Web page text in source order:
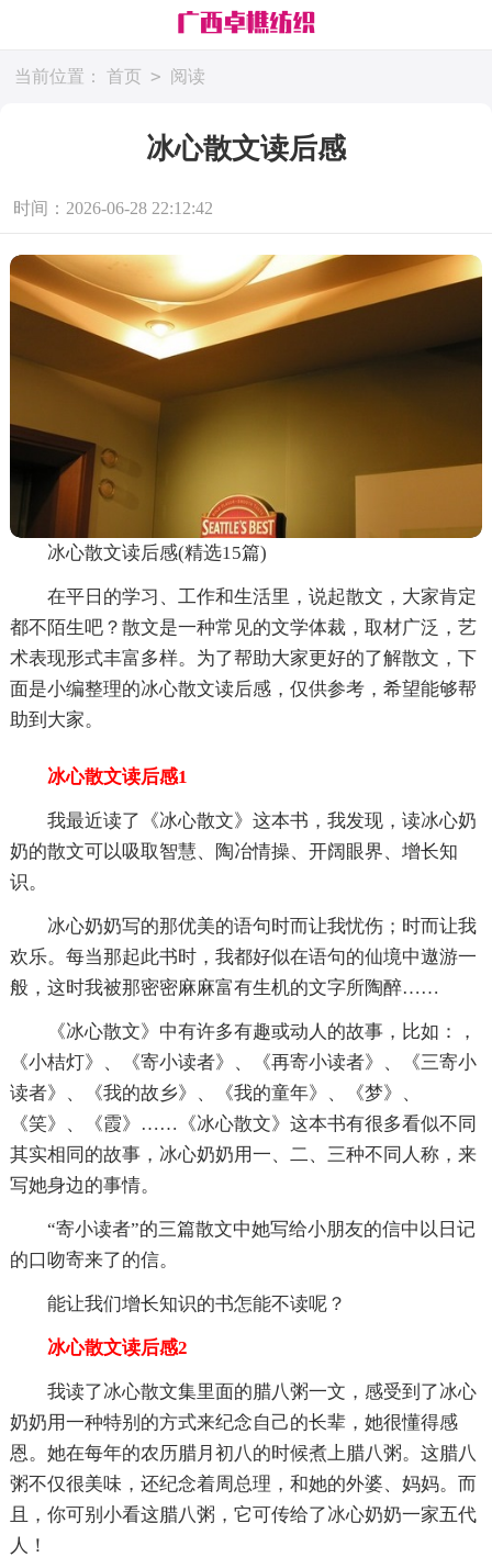
当前位置： 首页 > 阅读
冰心散文读后感
时间：2026-06-28 22:12:42
冰心散文读后感(精选15篇)
在平日的学习、工作和生活里，说起散文，大家肯定
都不陌生吧？散文是一种常见的文学体裁，取材广泛，艺
术表现形式丰富多样。为了帮助大家更好的了解散文，下
面是小编整理的冰心散文读后感，仅供参考，希望能够帮
助到大家。
冰心散文读后感1
我最近读了《冰心散文》这本书，我发现，读冰心奶
奶的散文可以吸取智慧、陶冶情操、开阔眼界、增长知
识。
冰心奶奶写的那优美的语句时而让我忧伤；时而让我
欢乐。每当那起此书时，我都好似在语句的仙境中遨游一
般，这时我被那密密麻麻富有生机的文字所陶醉……
《冰心散文》中有许多有趣或动人的故事，比如：，
《小桔灯》、《寄小读者》、《再寄小读者》、《三寄小
读者》、《我的故乡》、《我的童年》、《梦》、
《笑》、《霞》……《冰心散文》这本书有很多看似不同
其实相同的故事，冰心奶奶用一、二、三种不同人称，来
写她身边的事情。
“寄小读者”的三篇散文中她写给小朋友的信中以日记
的口吻寄来了的信。
能让我们增长知识的书怎能不读呢？
冰心散文读后感2
我读了冰心散文集里面的腊八粥一文，感受到了冰心
奶奶用一种特别的方式来纪念自己的长辈，她很懂得感
恩。她在每年的农历腊月初八的时候煮上腊八粥。这腊八
粥不仅很美味，还纪念着周总理，和她的外婆、妈妈。而
且，你可别小看这腊八粥，它可传给了冰心奶奶一家五代
人！